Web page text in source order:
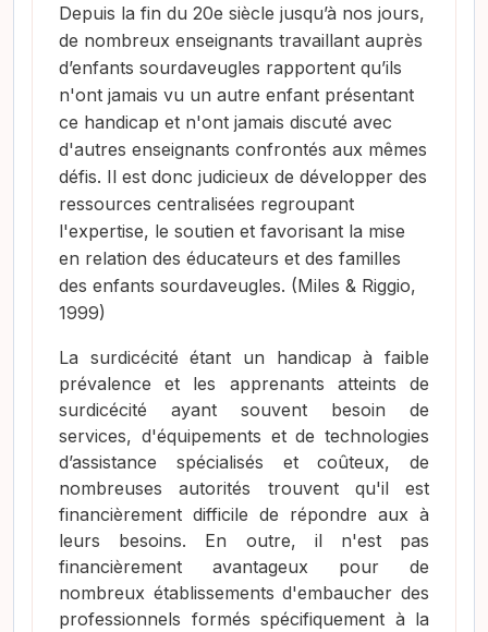
Depuis la fin du 20e siècle jusqu’à nos jours,
de nombreux enseignants travaillant auprès
d’enfants sourdaveugles rapportent qu’ils
n'ont jamais vu un autre enfant présentant
ce handicap et n'ont jamais discuté avec
d'autres enseignants confrontés aux mêmes
défis. Il est donc judicieux de développer des
ressources centralisées regroupant
l'expertise, le soutien et favorisant la mise
en relation des éducateurs et des familles
des enfants sourdaveugles. (Miles & Riggio,
1999)
La surdicécité étant un handicap à faible
prévalence et les apprenants atteints de
surdicécité ayant souvent besoin de
services, d'équipements et de technologies
d’assistance spécialisés et coûteux, de
nombreuses autorités trouvent qu'il est
financièrement difficile de répondre aux à
leurs besoins. En outre, il n'est pas
financièrement avantageux pour de
nombreux établissements d'embaucher des
professionnels formés spécifiquement à la